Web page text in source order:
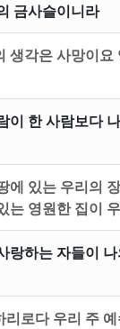
금사슬이니라
생각은 사망이
이 한 사람보다
에 있는 우리의
는 영원한 집이
랑하는 자들이
리로다 우리 주